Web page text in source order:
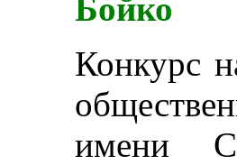
Бойко
Конкурс
имени